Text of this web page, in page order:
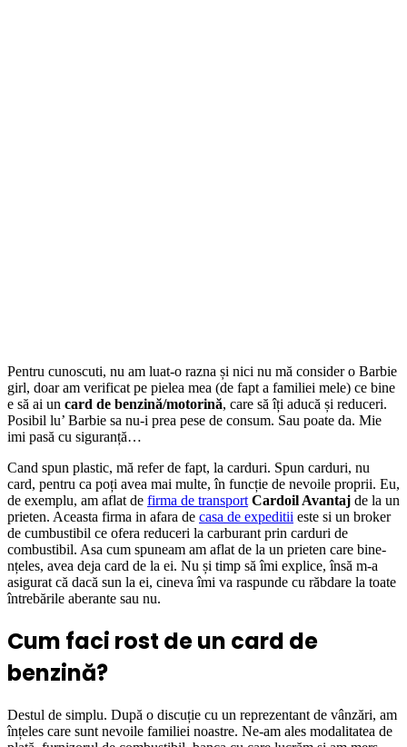
Pentru cunoscuti, nu am luat-o razna și nici nu mă consider o Barbie
girl, doar am verificat pe pielea mea (de fapt a familiei mele) ce bine
e să ai un card de benzină/motorină, care să îți aducă și reduceri.
Posibil lu’ Barbie sa nu-i prea pese de consum. Sau poate da. Mie
imi pasă cu siguranță…
Cand spun plastic, mă refer de fapt, la carduri. Spun carduri, nu
card, pentru ca poți avea mai multe, în funcție de nevoile proprii. Eu,
de exemplu, am aflat de firma de transport Cardoil Avantaj de la un
prieten. Aceasta firma in afara de casa de expeditii este si un broker
de cumbustibil ce ofera reduceri la carburant prin carduri de
combustibil. Asa cum spuneam am aflat de la un prieten care bine-
nțeles, avea deja card de la ei. Nu și timp să îmi explice, însă m-a
asigurat că dacă sun la ei, cineva îmi va raspunde cu răbdare la toate
întrebările aberante sau nu.
Cum faci rost de un card de
benzină?
Destul de simplu. După o discuție cu un reprezentant de vânzări, am
înțeles care sunt nevoile familiei noastre. Ne-am ales modalitatea de